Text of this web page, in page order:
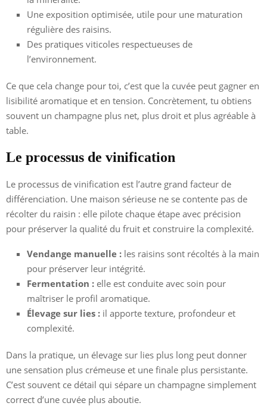
Une exposition optimisée, utile pour une maturation
régulière des raisins.
Des pratiques viticoles respectueuses de
l’environnement.
Ce que cela change pour toi, c’est que la cuvée peut gagner en
lisibilité aromatique et en tension. Concrètement, tu obtiens
souvent un champagne plus net, plus droit et plus agréable à
table.
Le processus de vinification
Le processus de vinification est l’autre grand facteur de
différenciation. Une maison sérieuse ne se contente pas de
récolter du raisin : elle pilote chaque étape avec précision
pour préserver la qualité du fruit et construire la complexité.
Vendange manuelle : les raisins sont récoltés à la main
pour préserver leur intégrité.
Fermentation : elle est conduite avec soin pour
maîtriser le profil aromatique.
Élevage sur lies : il apporte texture, profondeur et
complexité.
Dans la pratique, un élevage sur lies plus long peut donner
une sensation plus crémeuse et une finale plus persistante.
C’est souvent ce détail qui sépare un champagne simplement
correct d’une cuvée plus aboutie.